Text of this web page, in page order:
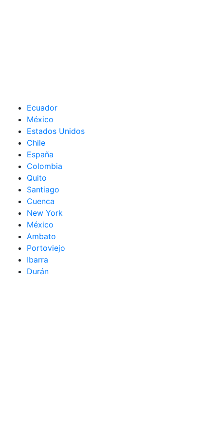
Ecuador
México
Estados Unidos
Chile
España
Colombia
Quito
Santiago
Cuenca
New York
México
Ambato
Portoviejo
Ibarra
Durán